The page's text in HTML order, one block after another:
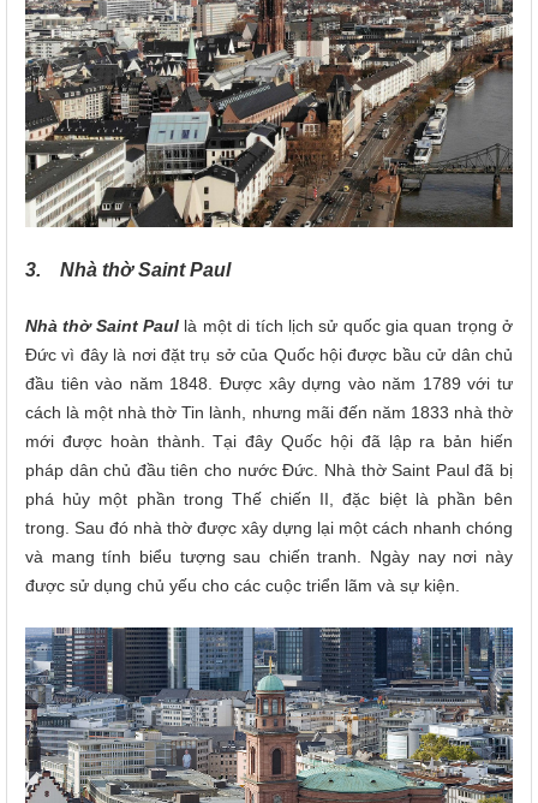
3. Nhà thờ Saint Paul
Nhà thờ Saint Paul là một di tích lịch sử quốc gia quan trọng ở
Đức vì đây là nơi đặt trụ sở của Quốc hội được bầu cử dân chủ
đầu tiên vào năm 1848. Được xây dựng vào năm 1789 với tư
cách là một nhà thờ Tin lành, nhưng mãi đến năm 1833 nhà thờ
mới được hoàn thành. Tại đây Quốc hội đã lập ra bản hiến
pháp dân chủ đầu tiên cho nước Đức. Nhà thờ Saint Paul đã bị
phá hủy một phần trong Thế chiến II, đặc biệt là phần bên
trong. Sau đó nhà thờ được xây dựng lại một cách nhanh chóng
và mang tính biểu tượng sau chiến tranh. Ngày nay nơi này
được sử dụng chủ yếu cho các cuộc triển lãm và sự kiện.